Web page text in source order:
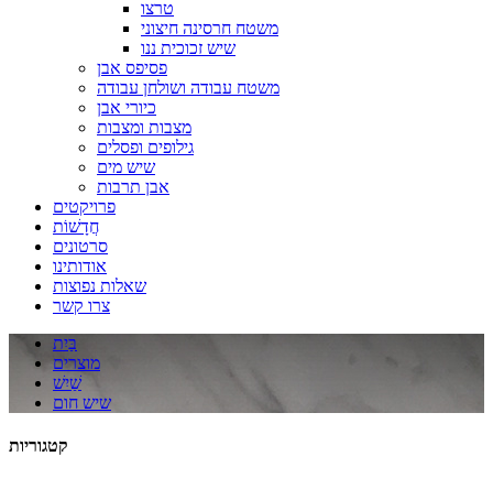
טרצו
משטח חרסינה חיצוני
שיש זכוכית ננו
פסיפס אבן
משטח עבודה ושולחן עבודה
כיורי אבן
מצבות ומצבות
גילופים ופסלים
שיש מים
אבן תרבות
פרויקטים
חֲדָשׁוֹת
סרטונים
אודותינו
שאלות נפוצות
צרו קשר
בַּיִת
מוצרים
שַׁיִשׁ
שיש חום
קטגוריות